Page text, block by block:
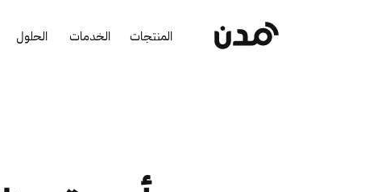
المنتجات الخدمات الحلول